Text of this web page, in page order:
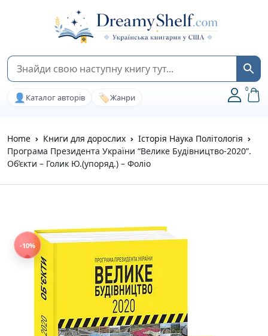
👤 Каталог авторів 🏷️Жанри
0
Home Книги для дорослих
Історія Наука Політологія
Програма Президента України “Велике Будівництво-2020”.
Об’єкти – Голик Ю.(упоряд.) – Фоліо
-10%